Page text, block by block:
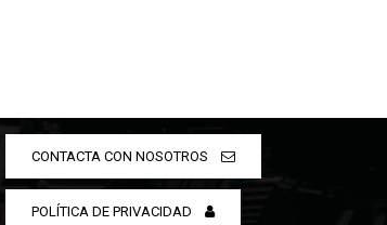
CONTACTA CON NOSOTROS
POLÍTICA DE PRIVACIDAD